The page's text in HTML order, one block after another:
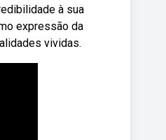
à sua
expressão da
vividas.